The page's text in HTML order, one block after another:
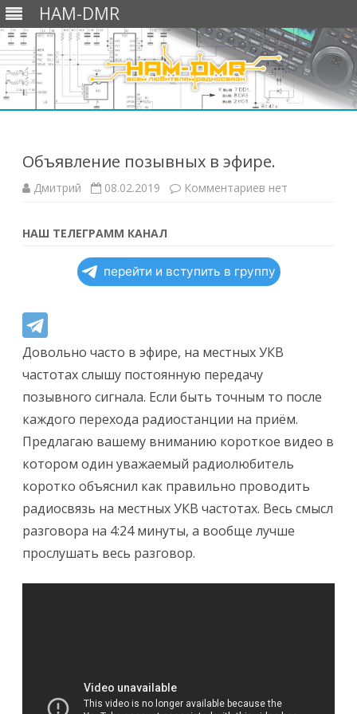
HAM-DMR
Объявление позывных в эфире.
Дмитрий 08.02.2019 Комментариев кнет
НАШ ТЕЛЕГРАММ КАНАЛ
перейти и вступить в группу
Довольно часто в эфире, на местных УКВ
частотах слышу постоянную передачу
позывного сигнала. Если быть точным то после
каждого перехода радиостанции на приём.
Предлагаю вашему вниманию короткое видео в
котором один уважаемый радиолюбитель
коротко объяснил как правильно проводить
радиосвязь на местных УКВ частотах. Весь смысл
разговора на 4:24 минуты, а вообще лучше
прослушать весь разговор.